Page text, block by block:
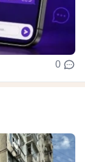
0